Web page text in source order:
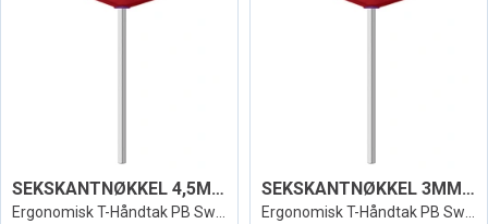
SEKSKANTNØKKEL 4,5MM T SWISS 207L SEKSKANTNØKKEL 3MM T SWISS 207L